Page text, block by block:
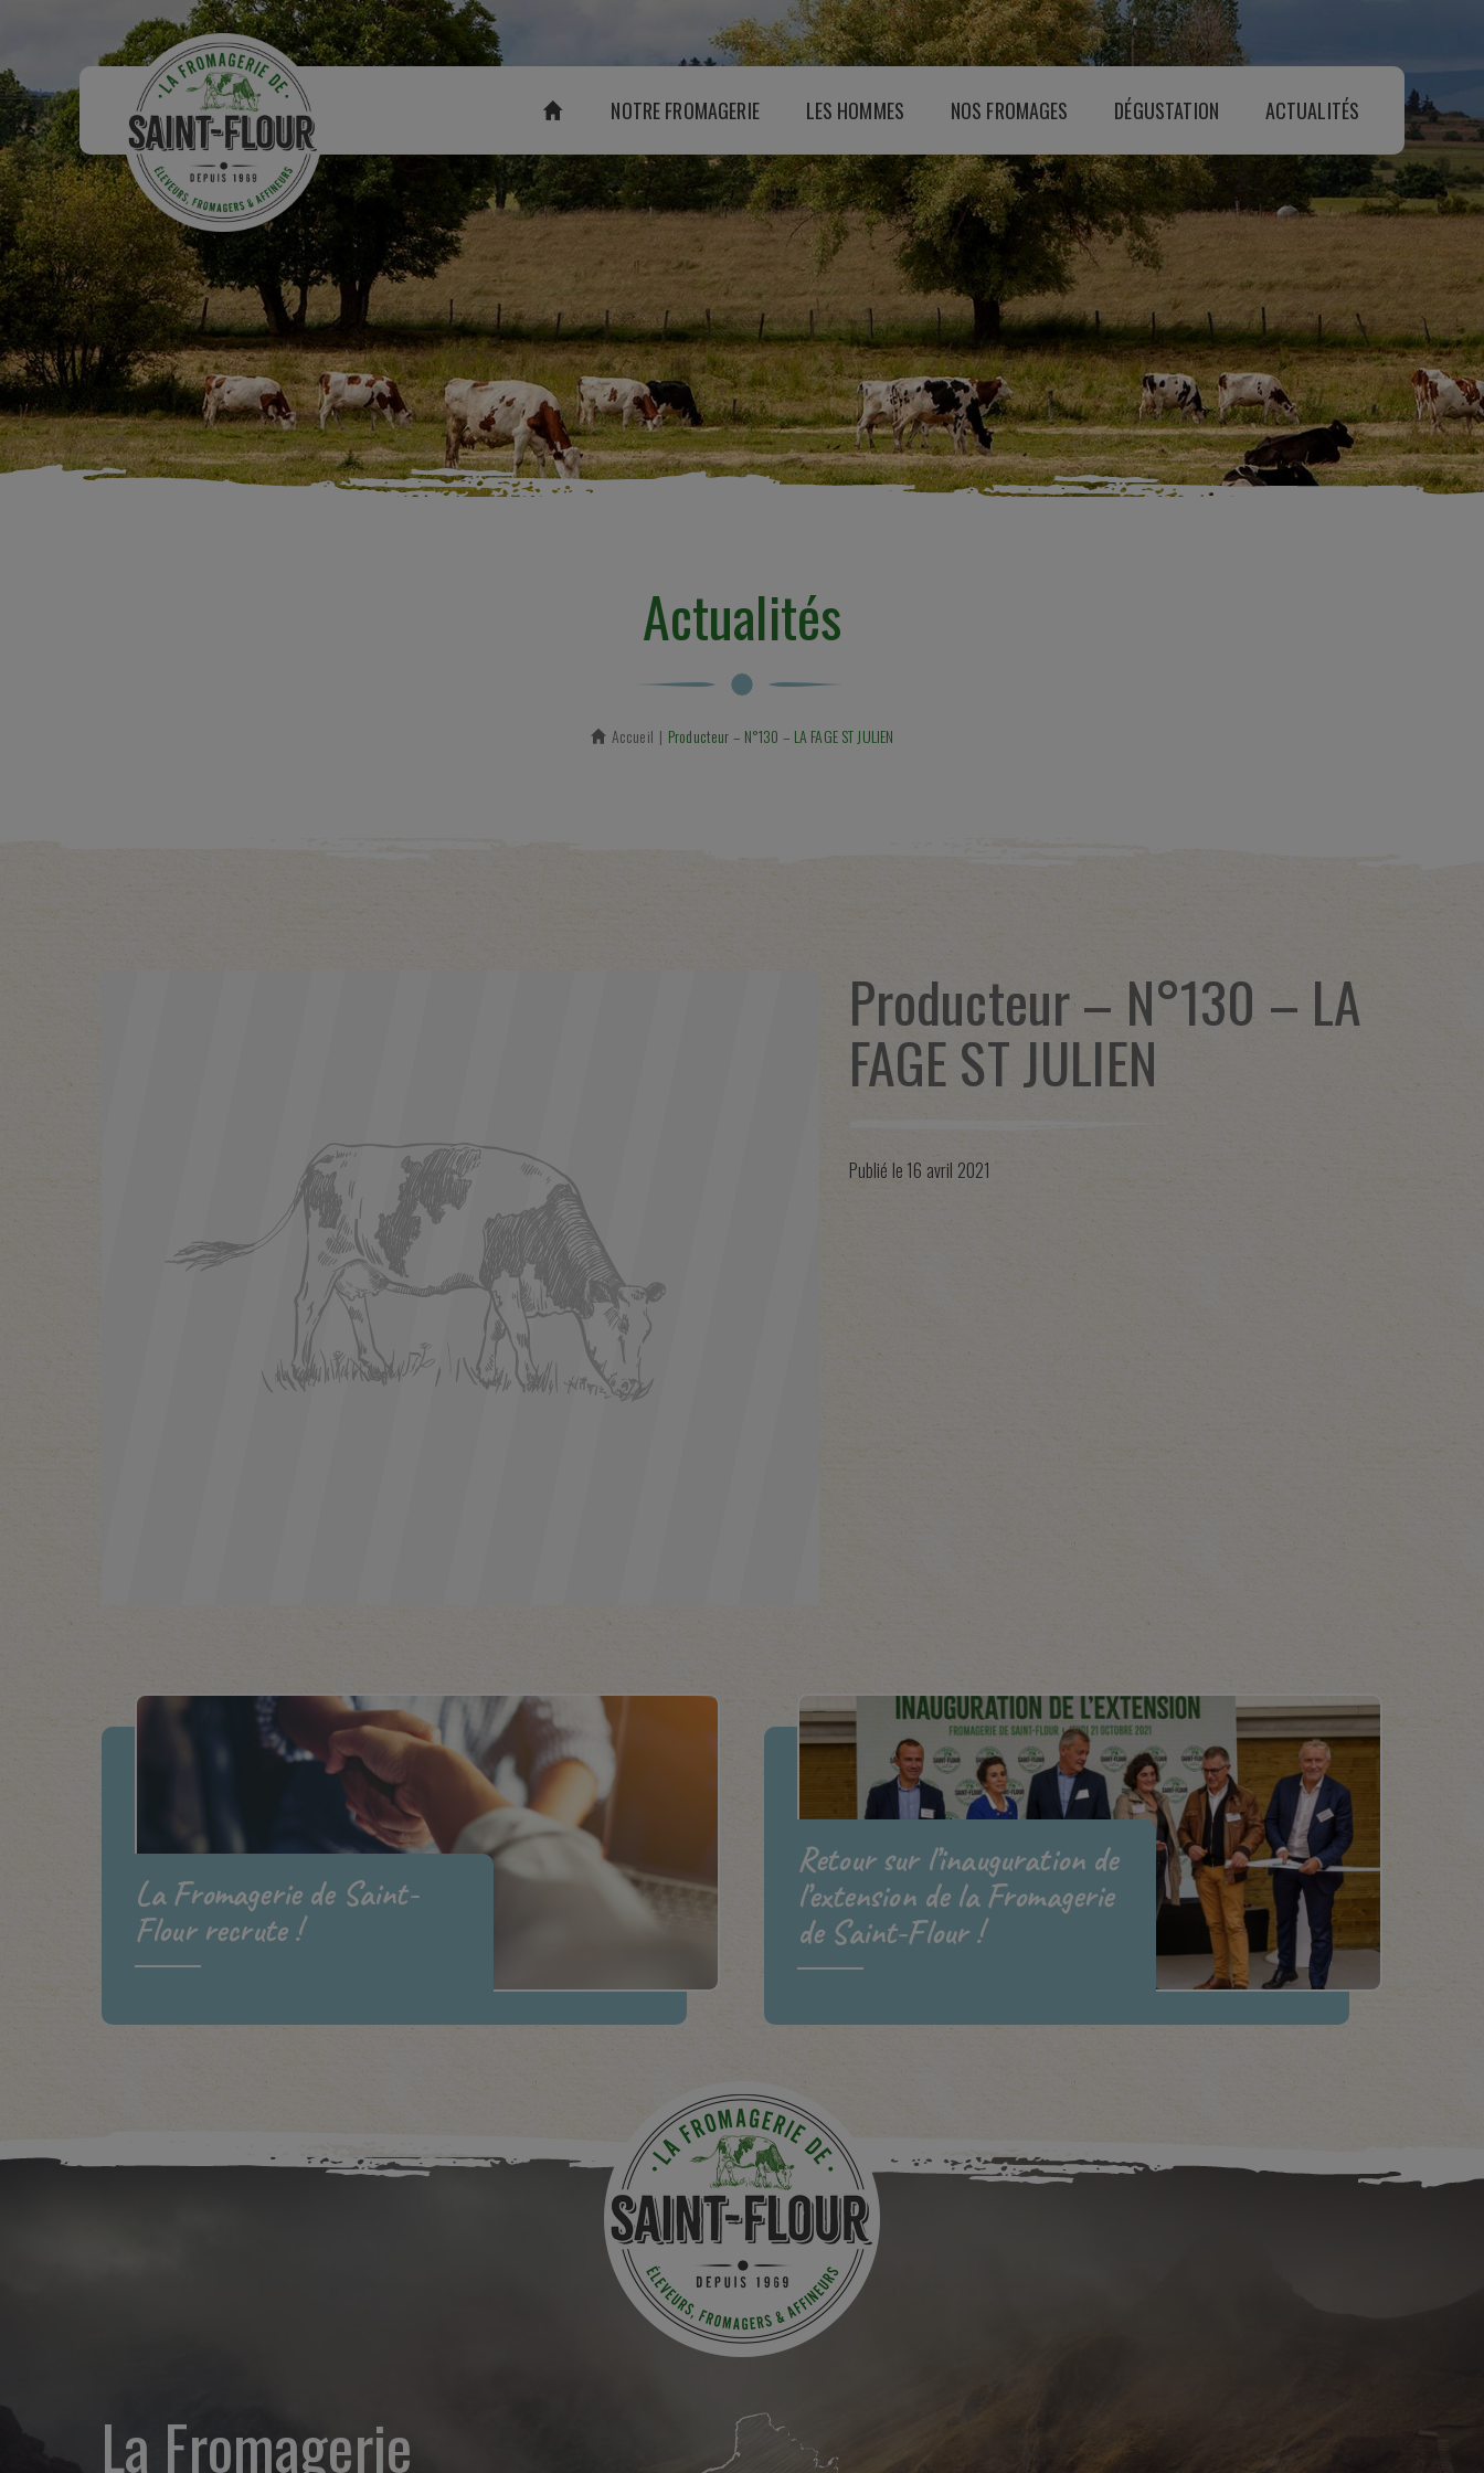
NOTRE FROMAGERIE LES HOMMES NOS FROMAGES DÉGUSTATION ACTUALITÉS
Actualités
Accueil En cours :
Producteur – N°130 – LA FAGE ST JULIEN
Producteur – N°130 – LA
FAGE ST JULIEN
Publié le 16 avril 2021
La Fromagerie de Saint-
Flour recrute !
Retour sur l’inauguration de
l’extension de la Fromagerie
de Saint-Flour !
La Fromagerie